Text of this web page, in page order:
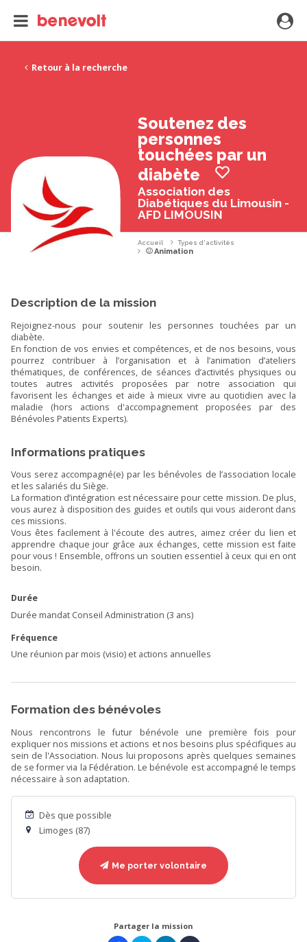
Retour à la recherche
Soutenez des
personnes
touchées par un
diabète
Association des
Diabétiques du Limousin -
AFD LIMOUSIN
Accueil Types d'activités
Animation
Description de la mission
Rejoignez-nous pour soutenir les personnes touchées par un
diabète.
En fonction de vos envies et compétences, et de nos besoins, vous
pourrez contribuer à l’organisation et à l’animation d’ateliers
thématiques, de conférences, de séances d’activités physiques ou
toutes autres activités proposées par notre association qui
favorisent les échanges et aide à mieux vivre au quotidien avec la
maladie (hors actions d'accompagnement proposées par des
Bénévoles Patients Experts).
Informations pratiques
Vous serez accompagné(e) par les bénévoles de l’association locale
et les salariés du Siège.
La formation d’intégration est nécessaire pour cette mission. De plus,
vous aurez à disposition des guides et outils qui vous aideront dans
ces missions.
Vous êtes facilement à l'écoute des autres, aimez créer du lien et
apprendre chaque jour grâce aux échanges, cette mission est faite
pour vous ! Ensemble, offrons un soutien essentiel à ceux qui en ont
besoin.
Durée
Durée mandat Conseil Administration (3 ans)
Fréquence
Une réunion par mois (visio) et actions annuelles
Formation des bénévoles
Nous rencontrons le futur bénévole une première fois pour
expliquer nos missions et actions et nos besoins plus spécifiques au
sein de l'Association. Nous lui proposons après quelques semaines
de se former via la Fédération. Le bénévole est accompagné le temps
nécessaire à son adaptation.
Dès que possible
Limoges (87)
Me porter volontaire
Partager la mission